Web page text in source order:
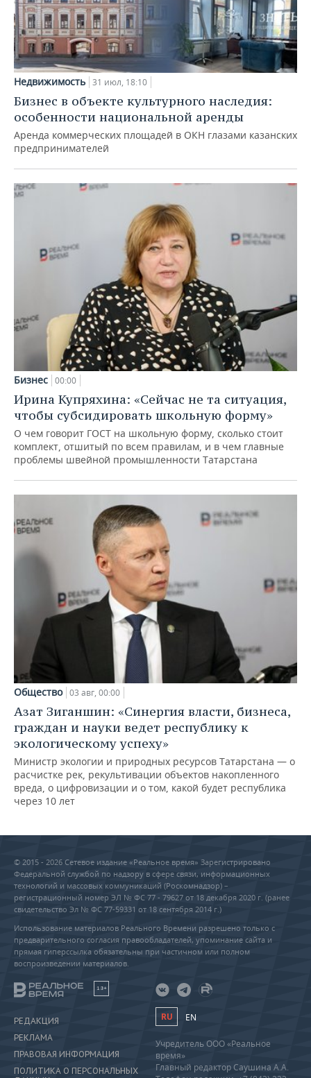
Недвижимость 31 июл, 18:10
Бизнес в объекте культурного наследия:
особенности национальной аренды
Аренда коммерческих площадей в ОКН глазами казанских
предпринимателей
Бизнес 00:00
Ирина Купряхина: «Сейчас не та ситуация,
чтобы субсидировать школьную форму»
О чем говорит ГОСТ на школьную форму, сколько стоит
комплект, отшитый по всем правилам, и в чем главные
проблемы швейной промышленности Татарстана
Общество 03 авг, 00:00
Азат Зиганшин: «Синергия власти, бизнеса,
граждан и науки ведет республику к
экологическому успеху»
Министр экологии и природных ресурсов Татарстана — о
расчистке рек, рекультивации объектов накопленного
вреда, о цифровизации и о том, какой будет республика
через 10 лет
© 2015 - 2026 Сетевое издание «Реальное время» Зарегистрировано
Федеральной службой по надзору в сфере связи, информационных
технологий и массовых коммуникаций (Роскомнадзор) –
регистрационный номер ЭЛ № ФС 77 - 79627 от 18 декабря 2020 г. (ранее
свидетельство Эл № ФС 77-59331 от 18 сентября 2014 г.)
Использование материалов Реального Времени разрешено только с
предварительного согласия правообладателей, упоминание сайта и
прямая гиперссылка обязательны при частичном или полном
воспроизведении материалов.
18+
РЕДАКЦИЯ
РЕКЛАМА
ПРАВОВАЯ ИНФОРМАЦИЯ
ПОЛИТИКА О ПЕРСОНАЛЬНЫХ
RU EN
Учредитель ООО «Реальное
время»
Главный редактор Саушина А.А.